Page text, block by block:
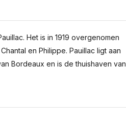
Het is in 1919 overgenomen
en Philippe. Pauillac ligt aan
Bordeaux en is de thuishaven van